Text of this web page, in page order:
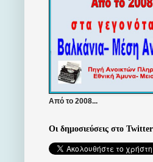
Από το 2008...
Οι δημοσιεύσεις στο Twitter